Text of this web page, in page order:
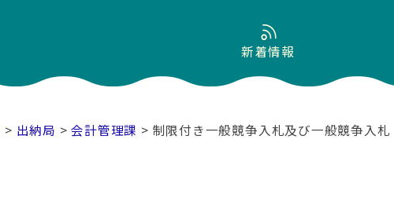
新着情報
> 出納局 >会計管理課 > 制限付き一般競争入札及び一般競争入